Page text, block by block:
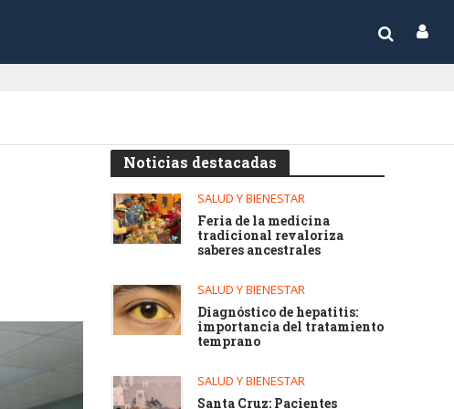
Noticias destacadas
SALUD Y BIENESTAR
Feria de la medicina
tradicional revaloriza
saberes ancestrales
SALUD Y BIENESTAR
Diagnóstico de hepatitis:
importancia del tratamiento
temprano
SALUD Y BIENESTAR
Santa Cruz: Pacientes